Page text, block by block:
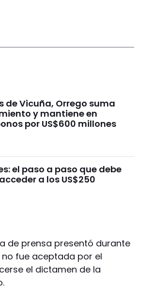
de Vicuña, Orrego suma
y mantiene en
por US$600 millones
el paso a paso que debe
a los US$250
de prensa presentó durante
fue aceptada por el
el dictamen de la